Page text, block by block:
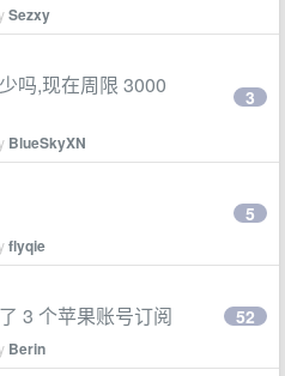
Sezxy
吗,现在周限 3000
BlueSkyXN
3
flyqie
5
3 个苹果账号订阅
Berin
52